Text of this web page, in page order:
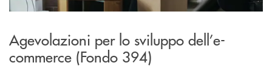
Agevolazioni per lo sviluppo dell’e-
commerce (Fondo 394)